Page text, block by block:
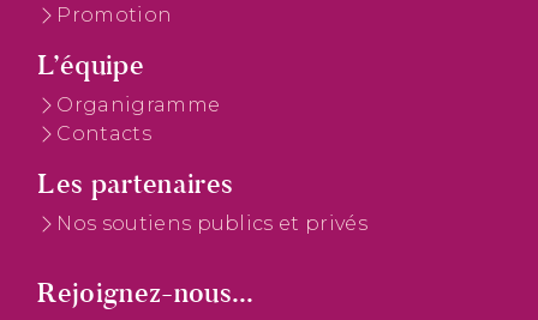
Promotion
L’équipe
Organigramme
Contacts
Les partenaires
Nos soutiens publics et privés
Rejoignez-nous...